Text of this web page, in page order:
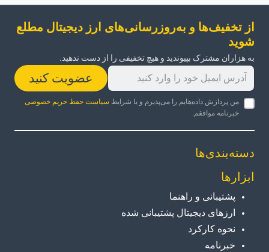
از تخفیف‌ها و به‌روزرسانی‌های ارز دیجیتال مطلع
شوید
به هزاران مشترک بپیوندید و هیچ تخفیفی را از دست ندهید.
عضویت کنید
من پردازش داده‌هایم را می‌پذیرم و با شرایط سیاست حفظ حریم خصوصی
خبرنامه موافقم.
دسته‌بندی‌ها
ابزارها
پشتیبانی و راهنما
ارزهای دیجیتال پشتیبانی شده
نحوه کارکرد
خبرنامه